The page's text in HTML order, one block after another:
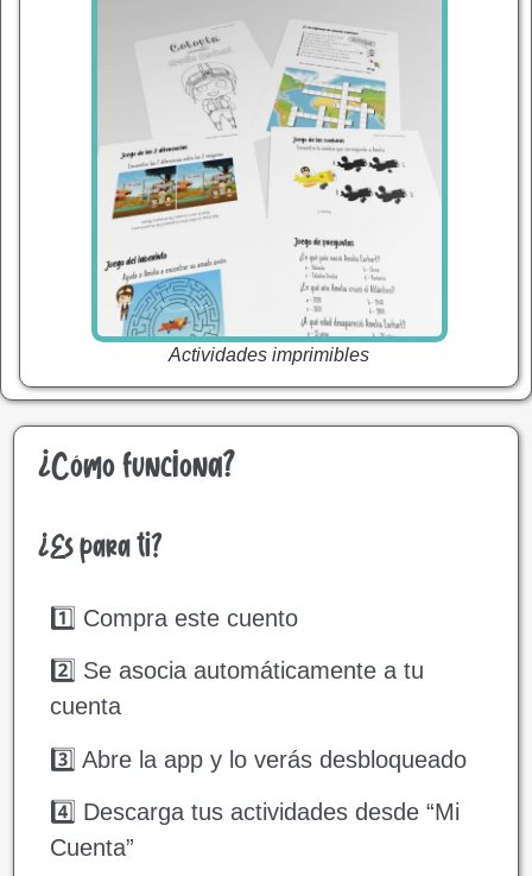
Actividades imprimibles
¿Cómo funciona?
¿Es para ti?
1️⃣ Compra este cuento
2️⃣ Se asocia automáticamente a tu
cuenta
3️⃣ Abre la app y lo verás desbloqueado
4️⃣ Descarga tus actividades desde “Mi
Cuenta”